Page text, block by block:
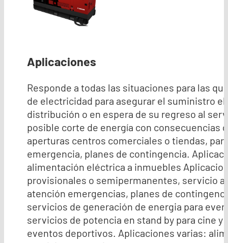
Aplicaciones
Responde a todas las situaciones para las
de electricidad para asegurar el suministro
distribución o en espera de su regreso al
posible corte de energía con consecuencias
aperturas centros comerciales o tiendas,
emergencia, planes de contingencia.
alimentación eléctrica a inmuebles
provisionales o semipermanentes, servicio
atención emergencias, planes de
servicios de generación de energia para
servicios de potencia en stand by para cine
eventos deportivos. Aplicaciones varias: